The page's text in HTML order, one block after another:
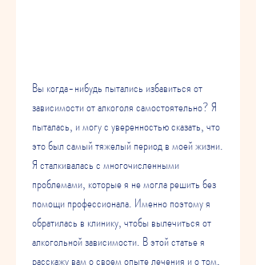
Вы когда-нибудь пытались избавиться от
зависимости от алкоголя самостоятельно? Я
пыталась, и могу с уверенностью сказать, что
это был самый тяжелый период в моей жизни.
Я сталкивалась с многочисленными
проблемами, которые я не могла решить без
помощи профессионала. Именно поэтому я
обратилась в клинику, чтобы вылечиться от
алкогольной зависимости. В этой статье я
расскажу вам о своем опыте лечения и о том,